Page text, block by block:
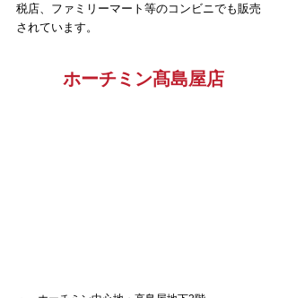
税店、ファミリーマート等のコンビニでも販売
されています。
ホーチミン髙島屋店